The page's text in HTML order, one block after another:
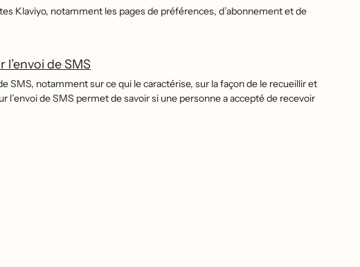
Klaviyo, notamment les pages de préférences, d’abonnement et de
de SMS
SMS, notamment sur ce qui le caractérise, sur la façon de le recueillir et
de SMS permet de savoir si une personne a accepté de recevoir